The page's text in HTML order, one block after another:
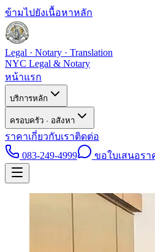
ข้ามไปยังเนื้อหาหลัก
Legal · Notary · Translation
NYC Legal & Notary
หน้าแรก
บริการหลัก
ครอบครัว · อสังหา
ราคาเกี่ยวกับเราติดต่อ
083-249-4999
ขอใบเสนอรา